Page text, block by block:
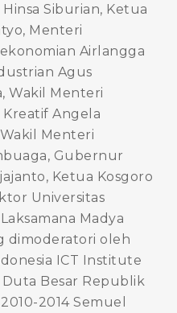
Siburian, Ketua
Menteri
Airlangga
Agus
Wakil Menteri
Kreatif Angela
Menteri
Gubernur
Ketua Kosgoro
Universitas
Madya
dimoderatori oleh
ICT Institute
Duta Besar Republik
2014 Semuel